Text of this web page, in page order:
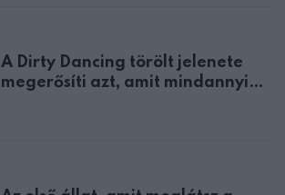
A Dirty Dancing törölt jelenete
megerősíti azt, amit mindannyian